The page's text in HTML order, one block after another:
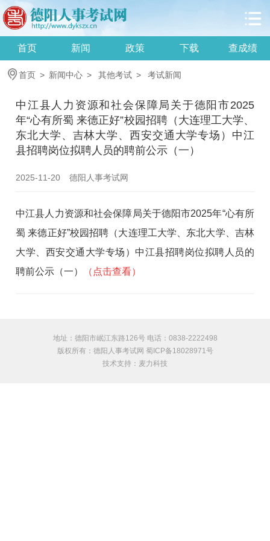
首页 新闻 政策 下载 查成绩
首页 > 新闻中心 > 其他考试 > 考试新闻
中江县人力资源和社会保障局关于德阳市2025
年“心有所蜀 来德正好”校园招聘（大连理工大学、
东北大学、吉林大学、西安交通大学专场）中江
县招聘岗位拟聘人员的聘前公示（一）
2025-11-20 德阳人事考试网
中江县人力资源和社会保障局关于德阳市2025年“心有所
蜀 来德正好”校园招聘（大连理工大学、东北大学、吉林
大学、西安交通大学专场）中江县招聘岗位拟聘人员的
聘前公示（一）
（点击查看）
地址：德阳市岷江东路126号 电话：0838-2222498
版权所有：德阳人事考试网 蜀ICP备18028971号
技术支持： 麦力科技